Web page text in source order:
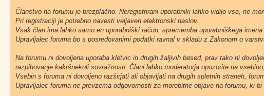
Članstvo na forumu je brezplačno. Neregistrirani uporabniki lahko vidijo vse, ne
Pri registraciji je potrebno navesti veljaven elektronski naslov.
Vsak član ima lahko samo en uporabniški račun, sprememba uporabniškega imena
Upravljalec foruma bo s posredovanimi podatki ravnal v skladu z Zakonom o
Na forumu ni dovoljena uporaba kletvic in drugih žaljivih besed, prav tako ni
razpihovanje kakršnekoli sovražnosti. Člani lahko moderatorja opozorite na
Vsebin s foruma ni dovoljeno razširjati ali objavljati na drugih spletnih straneh,
Upravljalec foruma ne prevzema odgovornosti za morebitne objave na forumu, ki